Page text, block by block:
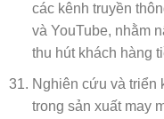
các kênh truyền
và YouTube, nhằm
thu hút khách hàng
Nghiên cứu và triển
trong sản xuất may